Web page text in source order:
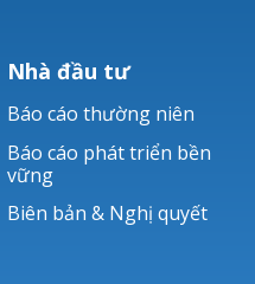
Nhà đầu tư
Báo cáo thường niên
Báo cáo phát triển bền
vững
Biên bản & Nghị quyết